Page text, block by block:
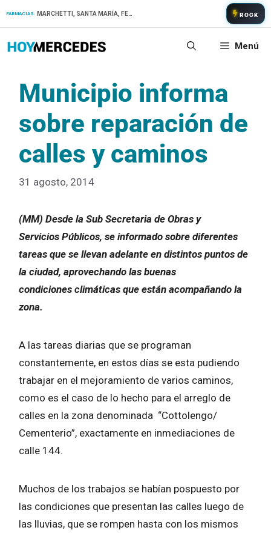
FARMACIAS: ROCK
Menú
Municipio informa
sobre reparación de
calles y caminos
31 agosto, 2014
(MM) Desde la Sub Secretaria de Obras y
Servicios Públicos, se informado sobre diferentes
tareas que se llevan adelante en distintos puntos de
la ciudad, aprovechando las buenas
condiciones climáticas que están acompañando la
zona.
A las tareas diarias que se programan
constantemente, en estos días se esta pudiendo
trabajar en el mejoramiento de varios caminos,
como es el caso de lo hecho para el arreglo de
calles en la zona denominada “Cottolengo/
Cementerio”, exactamente en inmediaciones de
calle 144.
Muchos de los trabajos se habían pospuesto por
las condiciones que presentan las calles luego de
las lluvias, que se rompen hasta con los mismos